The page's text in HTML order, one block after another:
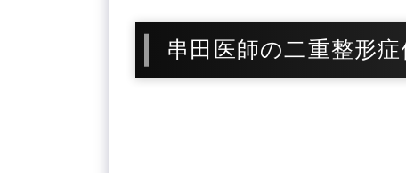
串田医師の二重整形症